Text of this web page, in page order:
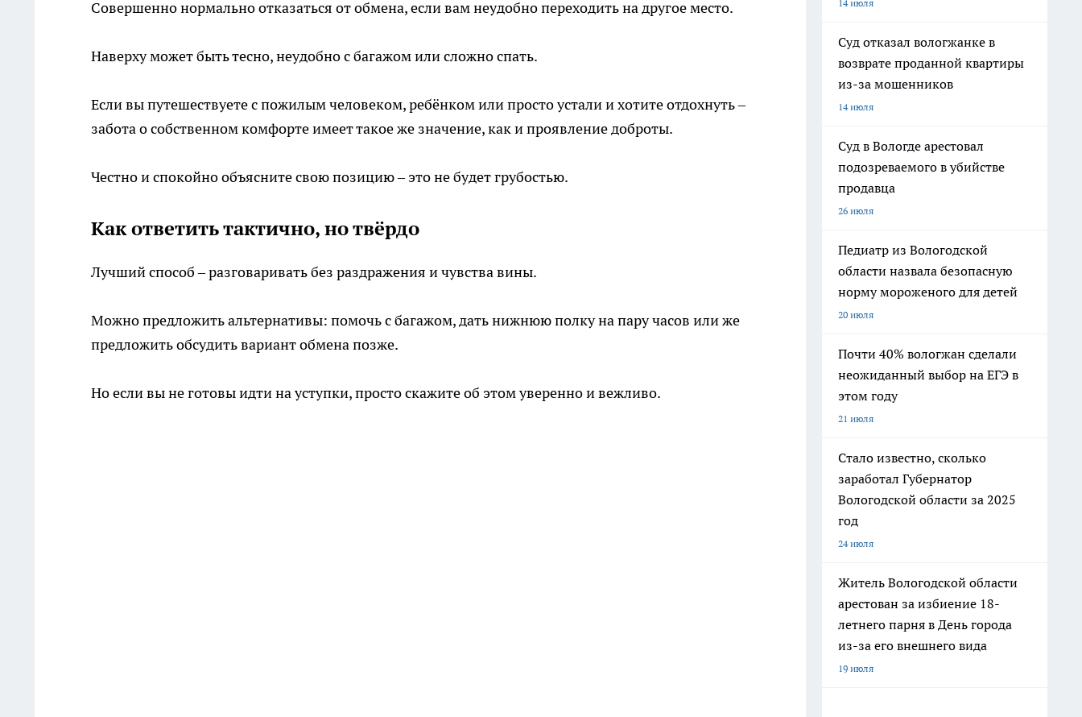
Совершенно нормально отказаться от обмена, если вам неудобно переходить на другое место.
Наверху может быть тесно, неудобно с багажом или сложно спать.
Если вы путешествуете с пожилым человеком, ребёнком или просто устали и хотите отдохнуть –
забота о собственном комфорте имеет такое же значение, как и проявление доброты.
Честно и спокойно объясните свою позицию – это не будет грубостью.
Как ответить тактично, но твёрдо
Лучший способ – разговаривать без раздражения и чувства вины.
Можно предложить альтернативы: помочь с багажом, дать нижнюю полку на пару часов или же
предложить обсудить вариант обмена позже.
Но если вы не готовы идти на уступки, просто скажите об этом уверенно и вежливо.
14 июля
Суд отказал вологжанке в
возврате проданной квартиры
из-за мошенников
14 июля
Суд в Вологде арестовал
подозреваемого в убийстве
продавца
26 июля
Педиатр из Вологодской
области назвала безопасную
норму мороженого для детей
20 июля
Почти 40% вологжан сделали
неожиданный выбор на ЕГЭ в
этом году
21 июля
Стало известно, сколько
заработал Губернатор
Вологодской области за 2025
год
24 июля
Житель Вологодской области
арестован за избиение 18-
летнего парня в День города
из-за его внешнего вида
19 июля